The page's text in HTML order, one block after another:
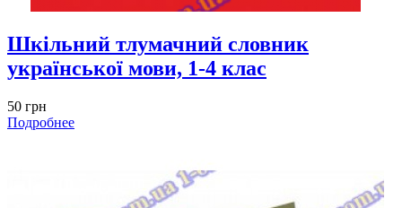
Шкільний тлумачний словник
української мови, 1-4 клас
50 грн
Подробнее